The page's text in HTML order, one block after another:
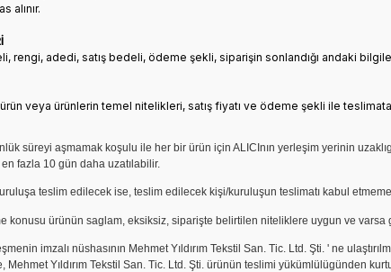
alınır.
rengi, adedi, satış bedeli, ödeme şekli, siparişin sonlandığı andaki
veya ürünlerin temel nitelikleri, satış fiyatı ve ödeme şekli ile
süreyi aşmamak koşulu ile her bir ürün için ALICInın yerleşim yerinin
fazla 10 gün daha uzatılabilir.
teslim edilecek ise, teslim edilecek kişi/kuruluşun teslimatı kabul
konusu ürünün saglam, eksiksiz, siparişte belirtilen niteliklere uygun ve
imzalı nüshasının Mehmet Yıldırım Tekstil San. Tic. Ltd. Şti. ' ne
Yıldırım Tekstil San. Tic. Ltd. Şti. ürünün teslimi yükümlülügünden